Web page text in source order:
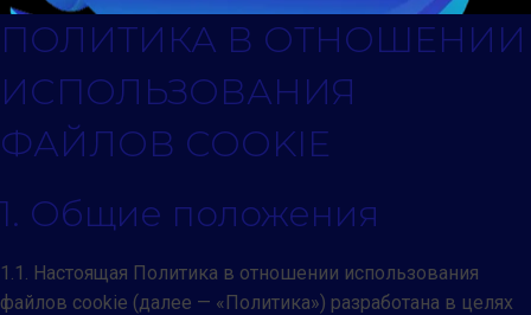
Вы здесь:
ПОЛИТИКА В ОТНОШЕНИИ
ИСПОЛЬЗОВАНИЯ
ФАЙЛОВ COOKIE
1. Общие положения
1.1. Настоящая Политика в отношении использования
файлов cookie (далее — «Политика») разработана в целях